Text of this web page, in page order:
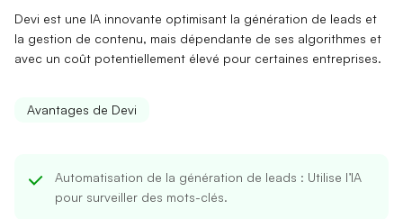
Devi est une IA innovante optimisant la génération de leads et
la gestion de contenu, mais dépendante de ses algorithmes et
avec un coût potentiellement élevé pour certaines entreprises.
Avantages de Devi
Automatisation de la génération de leads : Utilise l’IA
pour surveiller des mots-clés.